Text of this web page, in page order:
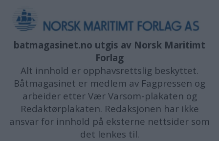
batmagasinet.no utgis av Norsk Maritimt
Forlag
Alt innhold er opphavsrettslig beskyttet.
Båtmagasinet er medlem av Fagpressen og
arbeider etter Vær Varsom-plakaten og
Redaktørplakaten. Redaksjonen har ikke
ansvar for innhold på eksterne nettsider som
det lenkes til.